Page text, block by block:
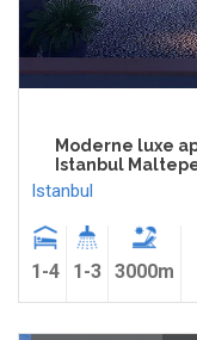
Moderne luxe
Istanbul
Istanbul
1-4 1-3 3000m